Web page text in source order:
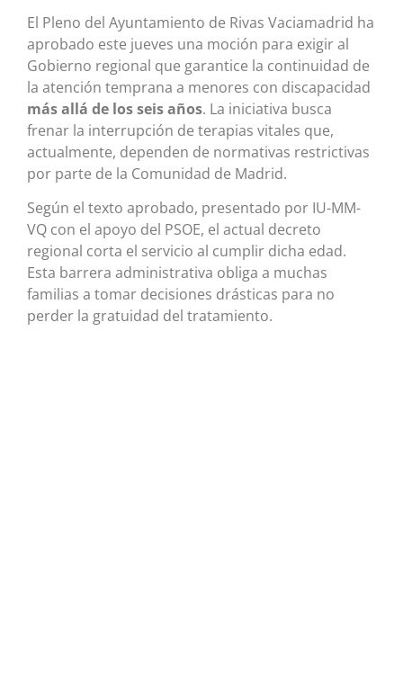
El Pleno del Ayuntamiento de Rivas Vaciamadrid ha
aprobado este jueves una moción para exigir al
Gobierno regional que garantice la continuidad de
la atención temprana a menores con discapacidad
más allá de los seis años. La iniciativa busca
frenar la interrupción de terapias vitales que,
actualmente, dependen de normativas restrictivas
por parte de la Comunidad de Madrid.
Según el texto aprobado, presentado por IU-MM-
VQ con el apoyo del PSOE, el actual decreto
regional corta el servicio al cumplir dicha edad.
Esta barrera administrativa obliga a muchas
familias a tomar decisiones drásticas para no
perder la gratuidad del tratamiento.